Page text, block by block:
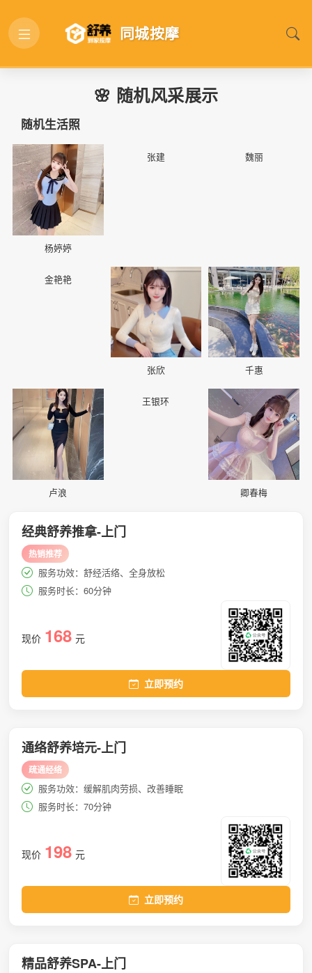
同城按摩
🌸 随机风采展示
随机生活照
📷
杨婷婷
张建 魏丽
金艳艳 📷
张欣
📷
千惠
📷
卢浪
王银环 📷
卿春梅
经典舒养推拿-上门
热销推荐
服务功效：舒经活络、全身放松
服务时长：60分钟
现价 168 元
立即预约
通络舒养培元-上门
疏通经络
服务功效：缓解肌肉劳损、改善睡眠
服务时长：70分钟
现价 198 元
立即预约
精品舒养SPA-上门